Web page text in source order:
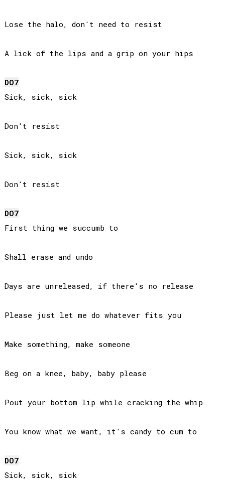
Lose the halo, don't need to resist
A lick of the lips and a grip on your hips
DO7
Sick, sick, sick
Don't resist
Sick, sick, sick
Don't resist
DO7
First thing we succumb to
Shall erase and undo
Days are unreleased, if there's no release
Please just let me do whatever fits you
Make something, make someone
Beg on a knee, baby, baby please
Pout your bottom lip while cracking the whip
You know what we want, it's candy to cum to
DO7
Sick, sick, sick